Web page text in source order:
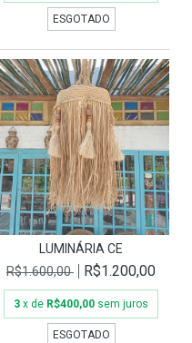
ESGOTADO
LUMINÁRIA CE
R$1.600,00
R$1.200,00
3 x de R$400,00 sem juros
ESGOTADO